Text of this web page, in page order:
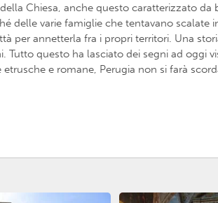
Chiesa, anche questo caratterizzato da
delle varie famiglie che tentavano scalate
per annetterla fra i propri territori. Una
questo ha lasciato dei segni ad oggi
e romane, Perugia non si farà